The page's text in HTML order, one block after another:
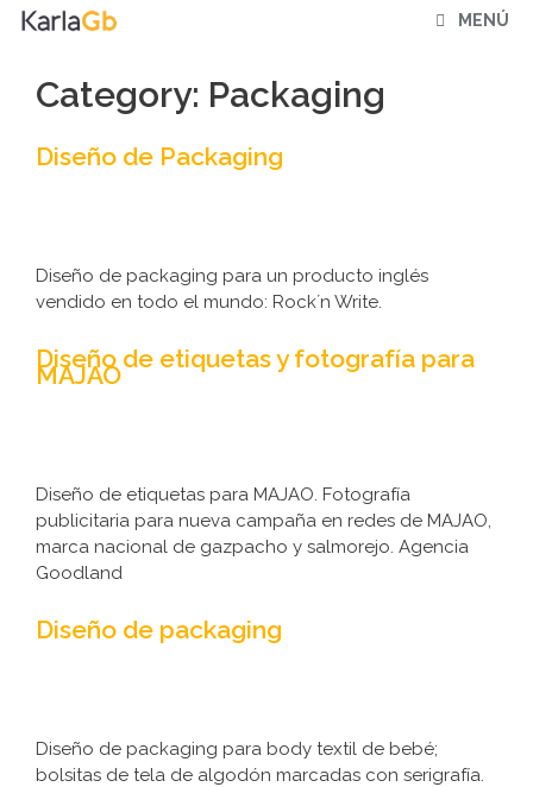
Saltar
MENÚ
Category: Packaging
Diseño de Packaging
Diseño de packaging para un producto inglés
vendido en todo el mundo: Rock´n Write.
Diseño de etiquetas y fotografía para
MAJAO
Diseño de etiquetas para MAJAO. Fotografía
publicitaria para nueva campaña en redes de MAJAO,
marca nacional de gazpacho y salmorejo. Agencia
Goodland
Diseño de packaging
Diseño de packaging para body textil de bebé;
bolsitas de tela de algodón marcadas con serigrafía.